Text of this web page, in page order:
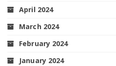
April 2024
March 2024
February 2024
January 2024